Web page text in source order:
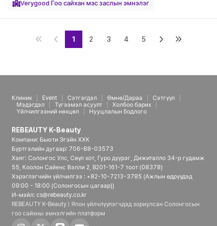
Verygood Гоо сайхан мэс заслын эмнэлэг
1 2 3 4 5
Клиник Event Сэтгэгдэл Өмнө/Дараа
Сэтгүүл
Мэдэгдэл
Түгээмэл асуулт
Холбоо барих
Үйлчилгээний нөхцөл
Нууцлалын бодлого
REBEAUTY K-Beauty
Компани: Бьюти Эгэйн ХХК
Бүртгэлийн дугаар: 706-88-03573
Хаяг: Солонгос Улс, Сөүл хот, Гуро дүүрэг, Дижиталло 34-р гудамж
55, Коолон Сайенс Вэлли 2, B201-161-7 тоот (08378)
Хэрэглэгчийн үйлчилгээ : +82-10-7213-3785 (Ажлын өдрүүдэд
09:00 - 18:00 (Солонгосын цагаар))
И-мэйл: cs@rebeauty.co.kr
REBEAUTY K-Beauty | Япон үйлчлүүлэгчдэд зориулсан Солонгосын
гоо сайхны эмнэлгийн платформ